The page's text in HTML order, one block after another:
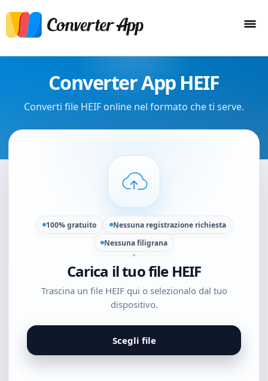
Converter App HEIF
Converti file HEIF online nel formato che ti serve.
100% gratuito
Nessuna registrazione richiesta
Nessuna filigrana
Carica il tuo file HEIF
Trascina un file HEIF qui o selezionalo dal tuo
dispositivo.
Scegli file